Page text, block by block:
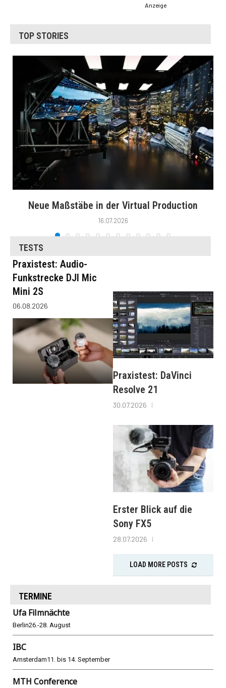
Anzeige
TOP STORIES
Neue Maßstäbe in der Virtual Production
16.07.2026
TESTS
Praxistest: Audio-
Funkstrecke DJI Mic
Mini 2S
06.08.2026
Praxistest: DaVinci
Resolve 21
30.07.2026
Erster Blick auf die
Sony FX5
28.07.2026
LOAD MORE POSTS
TERMINE
Ufa Filmnächte
Berlin26.-28. August
IBC
Amsterdam11. bis 14. September
MTH Conference